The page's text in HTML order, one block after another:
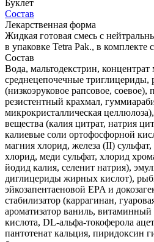
Буклет
Состав
Лекарственная форма
Жидкая готовая смесь с
в упаковке Tetra Pak., в комплекте
Состав
Вода, мальтодекстрин, концентрат
среднецепочечные триглицериды,
(низкоэруковое рапсовое,
резистентный крахмал,
микрокристаллическая
вещества (калия цитрат, натрия
калиевые соли ортофосфорной
магния хлорид, железа (II)
хлорид, меди сульфат, хлорид
йодид калия, селенит натрия),
диглицериды жирных кислот),
эйкозапентаеновой EPA и
стабилизатор (каррагинан,
ароматизатор ваниль,
кислота, DL-альфа-токоферола
пантотенат кальция, пиридоксин